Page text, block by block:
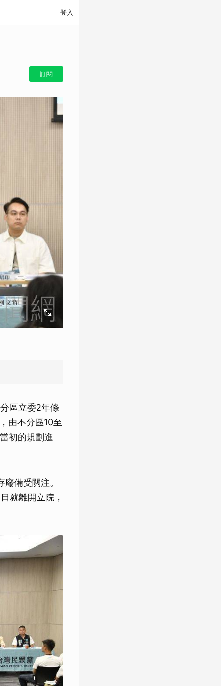
登入
訂閱
區立委2年條
由不分區10至
初的規劃進
備受關注。
就離開立院，